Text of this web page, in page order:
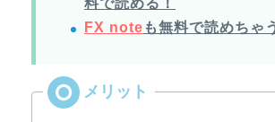
料で読める！
FX note も無料で読めちゃ